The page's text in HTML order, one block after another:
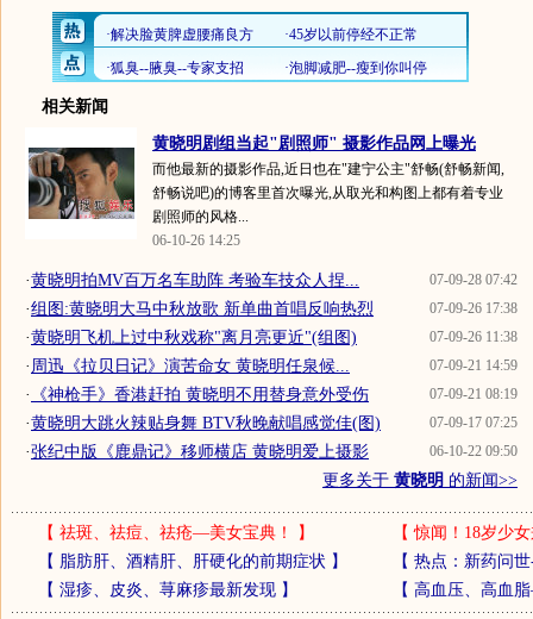
相关新闻
黄晓明剧组当起"剧照师" 摄影作品网上曝光
而他最新的摄影作品,近日也在"建宁公主"舒畅(舒畅新闻,
舒畅说吧)的博客里首次曝光,从取光和构图上都有着专业
剧照师的风格...
06-10-26 14:25
07-09-28 07:42
·黄晓明拍MV百万名车助阵 考验车技众人捏...
07-09-26 17:38
·组图:黄晓明大马中秋放歌 新单曲首唱反响热烈
07-09-26 11:38
·黄晓明飞机上过中秋戏称"离月亮更近"(组图)
07-09-21 14:59
· 周迅《拉贝日记》演苦命女 黄晓明任泉候...
07-09-21 08:19
· 《神枪手》香港赶拍 黄晓明不用替身意外受伤
07-09-17 07:25
·黄晓明大跳火辣贴身舞 BTV秋晚献唱感觉佳(图)
06-10-22 09:50
·张纪中版《鹿鼎记》移师横店 黄晓明爱上摄影
更多关于 黄晓明 的新闻>>
【 祛斑、祛痘、祛疮—美女宝典！ 】 【惊闻！18岁少
【 脂肪肝、酒精肝、肝硬化的前期症状 】 【 热点：新药问
【 湿疹、皮炎、荨麻疹最新发现】 【 高血压、高血